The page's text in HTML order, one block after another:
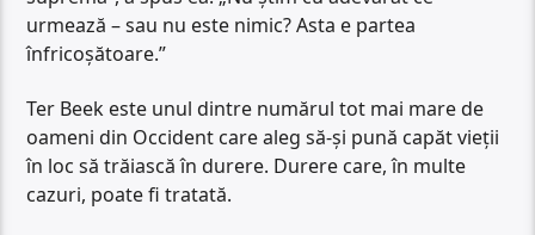
urmează – sau nu este nimic? Asta e partea
înfricoșătoare.”
Ter Beek este unul dintre numărul tot mai mare de
oameni din Occident care aleg să-și pună capăt vieții
în loc să trăiască în durere. Durere care, în multe
cazuri, poate fi tratată.